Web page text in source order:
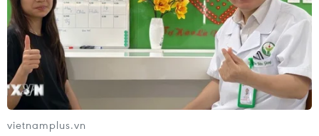
vietnamplus.vn